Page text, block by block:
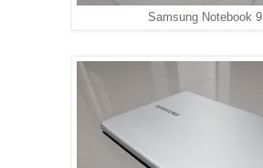
Samsung Notebook 9